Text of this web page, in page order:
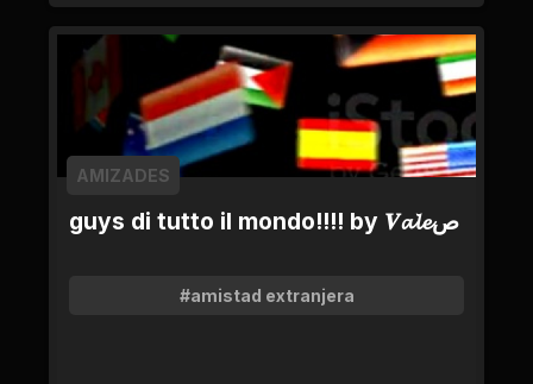
guys di tutto il mondo!!!! by 𝑽𝓪𝓵𝓮ص
AMIZADES
#amistad extranjera